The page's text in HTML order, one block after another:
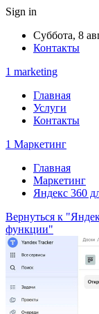
Sign in
Суббота, 8
Контакты
1 marketing
Главная
Услуги
Контакты
1 Маркетинг
Главная
Маркетинг
Яндекс 360
Вернуться к
функции"